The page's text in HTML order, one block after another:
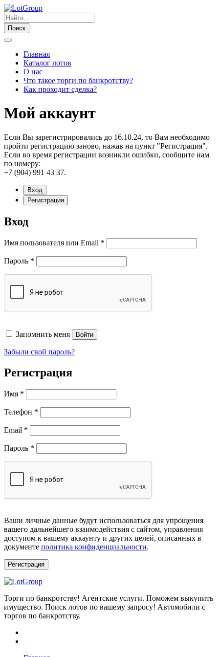
Поиск
Главная
Каталог лотов
О нас
Что такое торги по банкротству?
Как проходит сделка?
Мой аккаунт
Если Вы зарегистрировались до 16.10.24, то Вам необходимо
пройти регистрацию заново, нажав на пункт "Регистрация".
Если во время регистрации возникли ошибки, сообщите нам
по номеру:
+7 (904) 991 43 37.
Вход
Регистрация
Вход
Имя пользователя или Email *
Пароль *
Запомнить меня Войти
Забыли свой пароль?
Регистрация
Имя *
Телефон *
Email *
Пароль *
Ваши личные данные будут использоваться для упрощения
вашего дальнейшего взаимодействия с сайтом, управления
доступом к вашему аккаунту и других целей, описанных в
документе политика конфиденциальности.
Регистрация
Торги по банкротству! Агентские услуги. Поможем выкупить
имущество. Поиск лотов по вашему запросу! Автомобили с
торгов по банкротству.